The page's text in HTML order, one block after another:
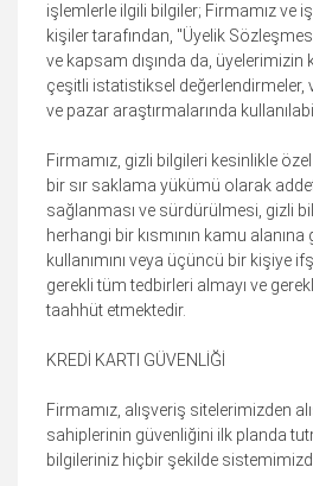
işlemlerle ilgili bilgiler; Firmamız ve
kişiler tarafından, "Üyelik
ve kapsam dışında da,
çeşitli istatistiksel değerlendirmeler,
ve pazar araştırmalarında
Firmamız, gizli bilgileri kesinlikle
bir sır saklama yükümü olarak
sağlanması ve sürdürülmesi, gizli
herhangi bir kısmının kamu
kullanımını veya üçüncü bir kişiye
gerekli tüm tedbirleri almayı ve
taahhüt etmektedir.
KREDİ KARTI GÜVENLİĞİ
Firmamız, alışveriş sitelerimizden
sahiplerinin güvenliğini ilk planda
bilgileriniz hiçbir şekilde